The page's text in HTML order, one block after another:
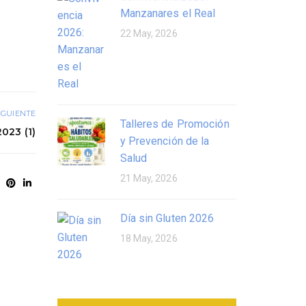
(1)
Manzanares el Real
22 May, 2026
Talleres de Promoción
y Prevención de la
Salud
21 May, 2026
Día sin Gluten 2026
18 May, 2026